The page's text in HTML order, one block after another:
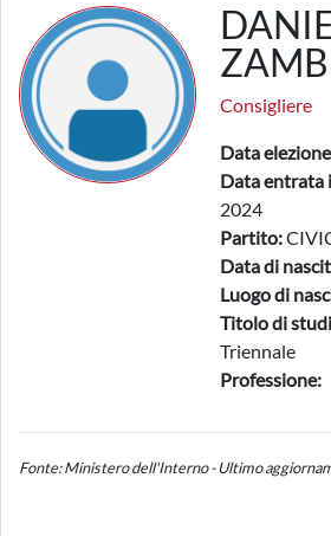
Consigliere
Data
Data entrata
2024
Partito:
Data di
Luogo di
Titolo di
Triennale
Professione:
Fonte: Ministero dell'Interno - Ultimo